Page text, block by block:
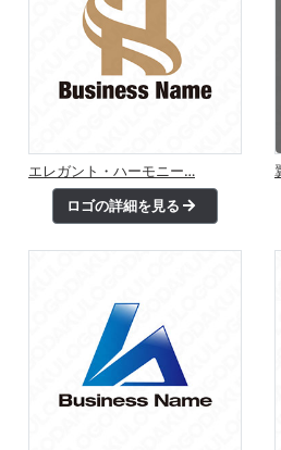
エレガント・ハーモニー…
ロゴの詳細を見る